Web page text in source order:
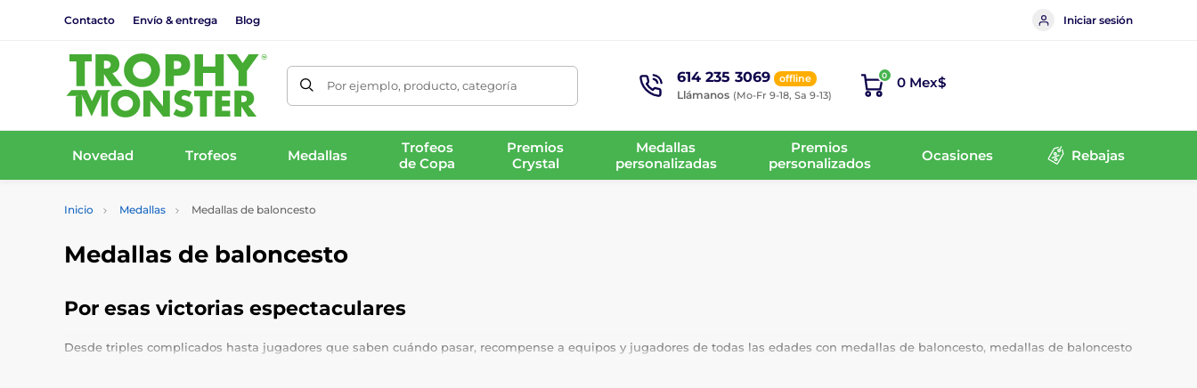
Contacto Envío & entrega Blog Iniciar sesión
Por ejemplo, producto, categoría 614 235 3069 offline
Llámanos (Mo-Fr 9-18, Sa 9-13)
0 0 Mex$
Novedad Trofeos Medallas
Trofeos
de Copa
Premios
Crystal
Medallas
personalizadas
Premios
personalizados
Ocasiones Rebajas
Inicio Medallas Medallas de baloncesto
Medallas de baloncesto
Por esas victorias espectaculares
Desde triples complicados hasta jugadores que saben cuándo pasar, recompense a equipos y jugadores de todas las edades con medallas de baloncesto, medallas de baloncesto